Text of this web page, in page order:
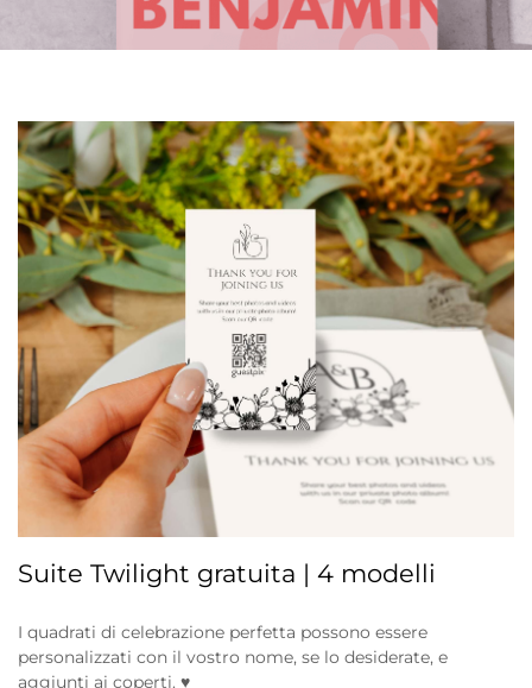
Suite Twilight gratuita | 4 modelli
I quadrati di celebrazione perfetta possono essere
personalizzati con il vostro nome, se lo desiderate, e
aggiunti ai coperti. ♥